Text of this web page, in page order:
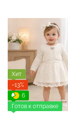
Аксессуары
Хит
−13%
6
Готов к отправке